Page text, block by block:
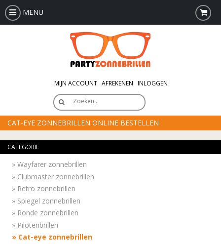
MENU
MIJN ACCOUNT AFREKENEN INLOGGEN
Zoeken…
CAT-EYE ZONNEBRILLEN ONLINE BESTELLEN
CATEGORIE
» Wayfarer zonnebrillen
» Clubmaster zonnebrillen
» Retro zonnebrillen
» Spiegel zonnebrillen
» Ronde zonnebrillen
» Pilotenbrillen
» Cat-eye zonnebrillen